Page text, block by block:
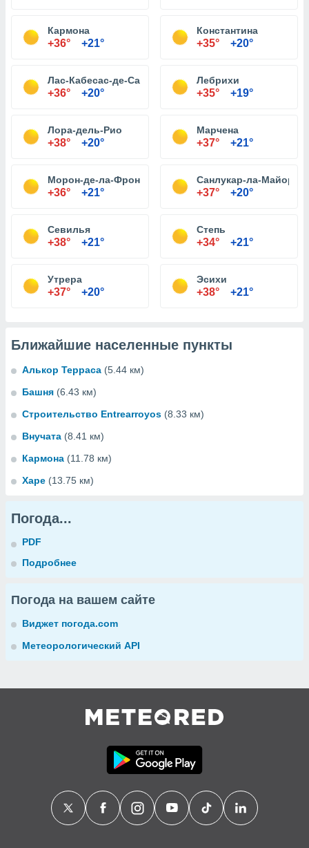
Кармона
+36° +21°
Константина
+35° +20°
Лас-Кабесас-де-Сан-Хуан
+36° +20°
Лебрихи
+35° +19°
Лора-дель-Рио
+38° +20°
Марчена
+37° +21°
Морон-де-ла-Фронтера
+36° +21°
Санлукар-ла-Майор
+37° +20°
Севилья
+38° +21°
Степь
+34° +21°
Утрера
+37° +20°
Эсихи
+38° +21°
Ближайшие населенные пункты
Алькор Терраса (5.44 км)
Башня (6.43 км)
Строительство Entrearroyos (8.33 км)
Внучата (8.41 км)
Кармона (11.78 км)
Харе (13.75 км)
Погода...
PDF
Подробнее
Погода на вашем сайте
Виджет погода.com
Метеорологический API